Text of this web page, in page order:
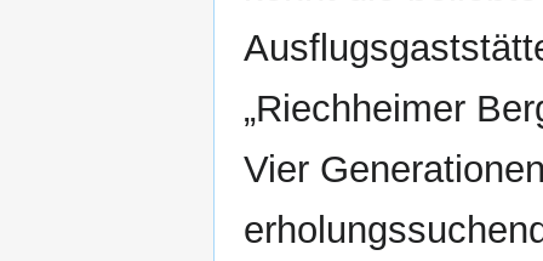
„Riechheimer
Vier